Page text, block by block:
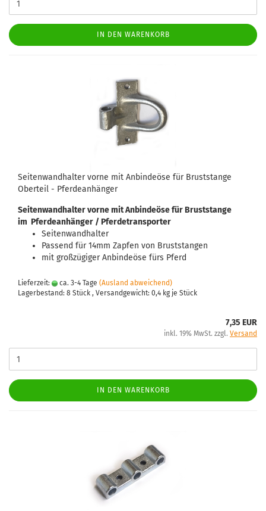
IN DEN WARENKORB
Seitenwandhalter vorne mit Anbindeöse für Bruststange
Oberteil - Pferdeanhänger
Seitenwandhalter vorne mit Anbindeöse für Bruststange
im Pferdeanhänger / Pferdetransporter
Seitenwandhalter
Passend für 14mm Zapfen von Bruststangen
mit großzügiger Anbindeöse fürs Pferd
Lieferzeit: ca. 3-4 Tage (Ausland abweichend)
Lagerbestand: 8 Stück , Versandgewicht: 0,4 kg je Stück
7,35 EUR
inkl. 19% MwSt. zzgl. Versand
IN DEN WARENKORB